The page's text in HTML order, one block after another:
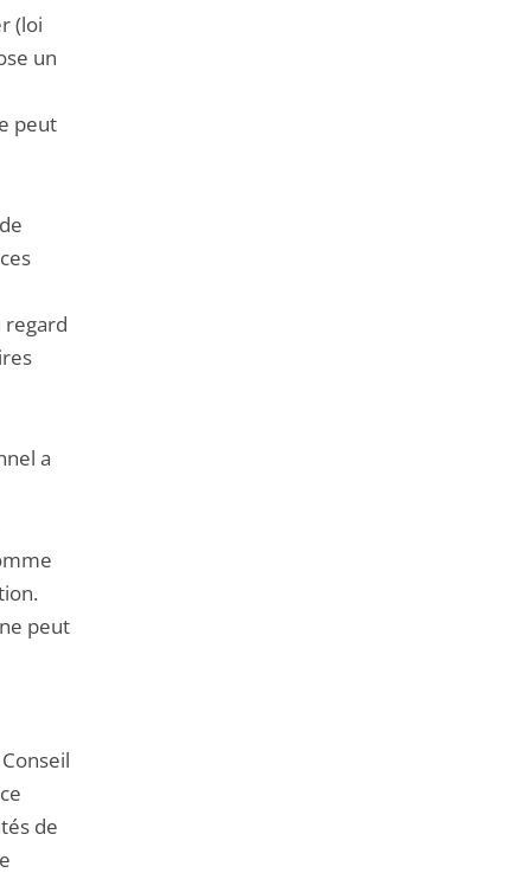
(loi
un
peut
regard
a
peut
de